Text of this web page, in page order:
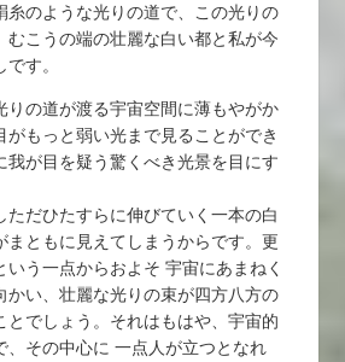
糸のような光りの道で、この光りの
むこうの端の壮麗な白い都と私が今
す。
りの道が渡る宇宙空間に薄もやがか
がもっと弱い光まで見ることができ
我が目を疑う驚くべき光景を目にす
ただひたすらに伸びていく一本の白
まともに見えてしまうからです。更
いう一点からおよそ 宇宙にあまねく
かい、壮麗な光りの束が四方八方の
とでしょう。それはもはや、宇宙的
、その中心に 一点人が立つとなれ